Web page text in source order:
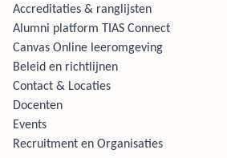
Accreditaties & ranglijsten
Alumni platform TIAS Connect
Canvas Online leeromgeving
Beleid en richtlijnen
Contact & Locaties
Docenten
Events
Recruitment en Organisaties